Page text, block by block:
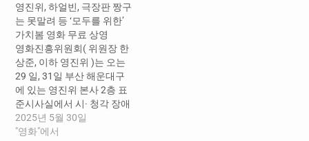
위 이의준 공정성장센터장
을 비롯해 한국농아인협회
윤요섭 본부장, 미디어센터
내일 정현아 사무국장, 한국
노인인력개발원 경남지역본
부 김세희 차장, 진주서부시
니어클럽 박기순 관장 등 관
계기관과 사업 참여자들이
참석했다. ‘배리어프리 문화
동행’은 한국노인인력개발
영진위, 하얼빈, 극장판 짱구
는 못말려 등 ‘모두를 위한’
가치봄 영화 무료 상영
영화진흥위원회( 위원장 한
상준, 이하 영진위 )는 오는
29 일, 31일 부산 해운대구
에 있는 영진위 본사 2층 표
준시사실에서 시· 청각 장애
인을 위한 가치봄 영화 , 2 편
을 상영한다. 이번 상영회는
2025년 5월 30일
"영화"에서